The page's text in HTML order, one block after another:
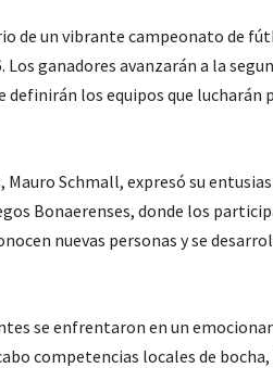
de un vibrante campeonato de
Los ganadores avanzarán a la
los equipos que lucharán
Schmall, expresó su
Bonaerenses, donde los
nuevas personas y se
se enfrentaron en un
competencias locales de